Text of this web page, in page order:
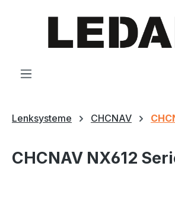
Lenksysteme CHCNAV
CHCNAV NX612